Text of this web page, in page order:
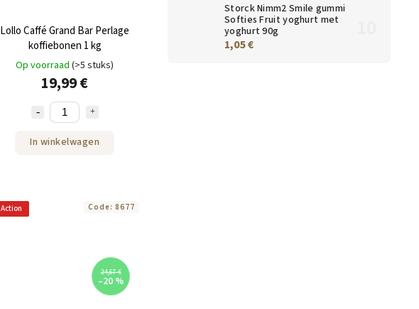
Storck Nimm2 Smile gummi
Softies Fruit yoghurt met
yoghurt 90g
1,05 €
Lollo Caffé Grand Bar Perlage
koffiebonen 1 kg
Op voorraad (>5 stuks)
19,99 €
In winkelwagen
Action
24,67 €
–20 %
Code: 8677